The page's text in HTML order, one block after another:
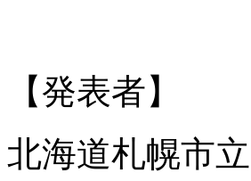
【発表者】
北海道札幌市